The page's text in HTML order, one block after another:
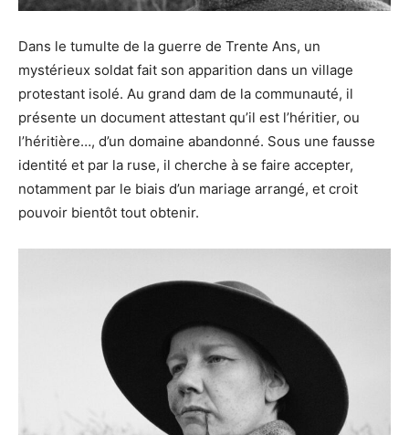
Dans le tumulte de la guerre de Trente Ans, un
mystérieux soldat fait son apparition dans un village
protestant isolé. Au grand dam de la communauté, il
présente un document attestant qu’il est l’héritier, ou
l’héritière…, d’un domaine abandonné. Sous une fausse
identité et par la ruse, il cherche à se faire accepter,
notamment par le biais d’un mariage arrangé, et croit
pouvoir bientôt tout obtenir.